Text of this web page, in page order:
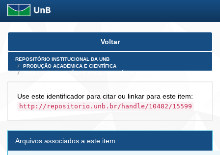
Skip
Voltar
REPOSITÓRIO INSTITUCIONAL DA UNB
PRODUÇÃO ACADÊMICA E CIENTÍFICA
Use este identificador para citar ou linkar para este item:
http://repositorio.unb.br/handle/10482/15599
Arquivos associados a este item: